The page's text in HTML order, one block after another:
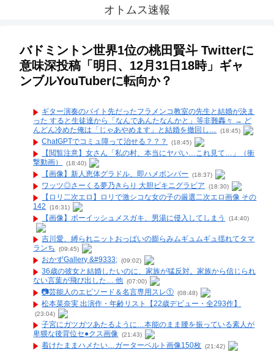
オトムス速報
バドミントン世界1位の桃田賢斗 Twitterに
意味深投稿「明日、12月31日18時」ギャ
ンブルYouTuberに転向か？
ギター演奏のバイト先だったフラメンコ教室の先生と結婚が決ま
った すると生徒達から「なんであんたなんかと」等非難轟々 → ど
んどん冷めた俺は「じゃあやめます」と結婚を撤回し…
(18:45)
ChatGPTでコミュ障って治せる？？？ (18:45)
【閲覧注意】女さん「私の村、本当にヤバい…これ見て…」（衝
撃動画）
(18:40)
【画像】新人恵体グラドル、即ハメボンバー (18:37)
ワッツ◎さーくる夢乃きらり 大胆ビキニグラビア (18:30)
【ロリ二次エロ】ロリで激シコな女の子の厳選二次エロ画像 その
142
(16:31)
【画像】ボーイッシュメスガキ、男湯に侵入してしまう (14:40)
吉川愛、縛られニットおっぱいの膨らみムギュムギュ揺れてタマ
ランち
(09:45)
おかずGallery &#9333; (09:02)
36歳の彼女と結婚したいのに、家族が猛反対。家族から信じられ
ない言葉が飛び出した… 他 (07:00)
📷️芸能人のエピソード＆名言専用スレ① (08:48)
松本菜奈実 出演作・年齢リスト【22歳デビュー・全293作】
(23:04)
子宮にガツガツあたるように…本能のまま腰を振っている素人が
卑猥な後背位セ●クス画像 (21:43)
着けたままハメたい…ガーターベルト画像150枚 (21:42)